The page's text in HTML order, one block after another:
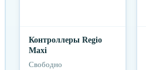
Контроллеры Regio
Maxi
Свободно